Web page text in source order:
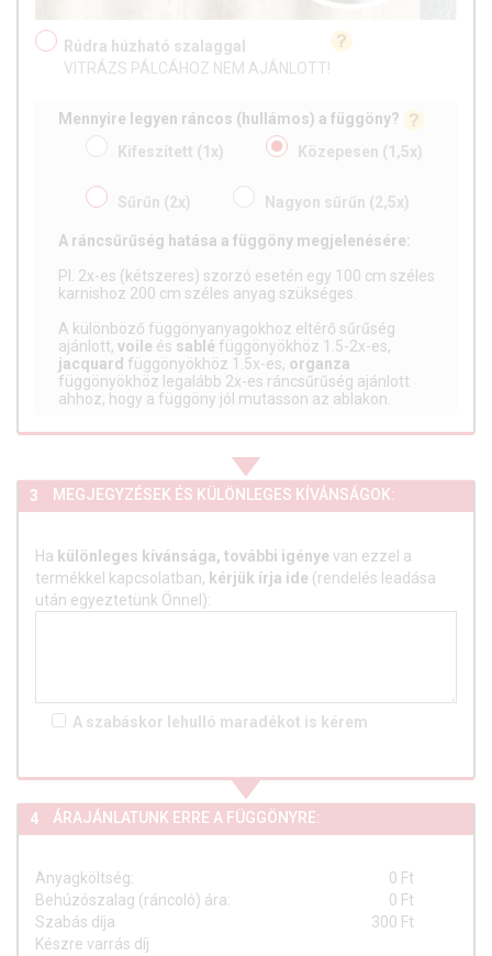
Rúdra húzható szalaggal
VITRÁZS PÁLCÁHOZ NEM AJÁNLOTT!
Mennyire legyen ráncos (hullámos) a függöny?
Kifeszített (1x) Közepesen (1,5x)
Sűrűn (2x) Nagyon sűrűn (2,5x)
A ráncsűrűség hatása a függöny megjelenésére:
Pl. 2x-es (kétszeres) szorzó esetén egy 100 cm széles
karnishoz 200 cm széles anyag szükséges.
A különböző függönyanyagokhoz eltérő sűrűség
ajánlott, voile és sablé függönyökhöz 1.5-2x-es,
jacquard függönyökhöz 1.5x-es, organza
függönyökhöz legalább 2x-es ráncsűrűség ajánlott
ahhoz, hogy a függöny jól mutasson az ablakon.
3 MEGJEGYZÉSEK ÉS KÜLÖNLEGES KÍVÁNSÁGOK:
Ha különleges kívánsága, további igénye van ezzel a
termékkel kapcsolatban, kérjük írja ide (rendelés leadása
után egyeztetünk Önnel):
A szabáskor lehulló maradékot is kérem
4 ÁRAJÁNLATUNK ERRE A FÜGGÖNYRE:
Anyagköltség: 0 Ft
Behúzószalag (ráncoló) ára:
0 Ft
Szabás díja
300 Ft
Készre varrás díj